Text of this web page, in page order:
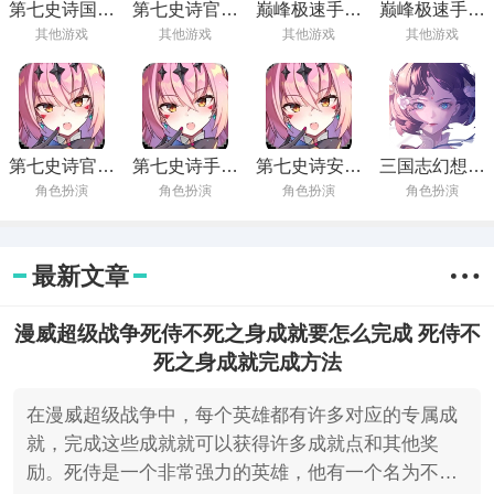
第七史诗国服
下载最新版
其他游戏
第七史诗官方
正版下载
其他游戏
巅峰极速手游
下载免费正版
其他游戏
巅峰极速手游
下载安卓版最
其他游戏
第七史诗官服
下载最新版本
角色扮演
第七史诗手游
官方下载安装
角色扮演
第七史诗安卓
下载安装手机
角色扮演
三国志幻想大
陆手游最新版
角色扮演
最新文章
漫威超级战争死侍不死之身成就要怎么完成 死侍不
死之身成就完成方法
在漫威超级战争中，每个英雄都有许多对应的专属成
就，完成这些成就就可以获得许多成就点和其他奖
励。死侍是一个非常强力的英雄，他有一个名为不死